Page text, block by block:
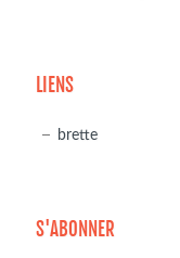
LIENS
brette
S'ABONNER